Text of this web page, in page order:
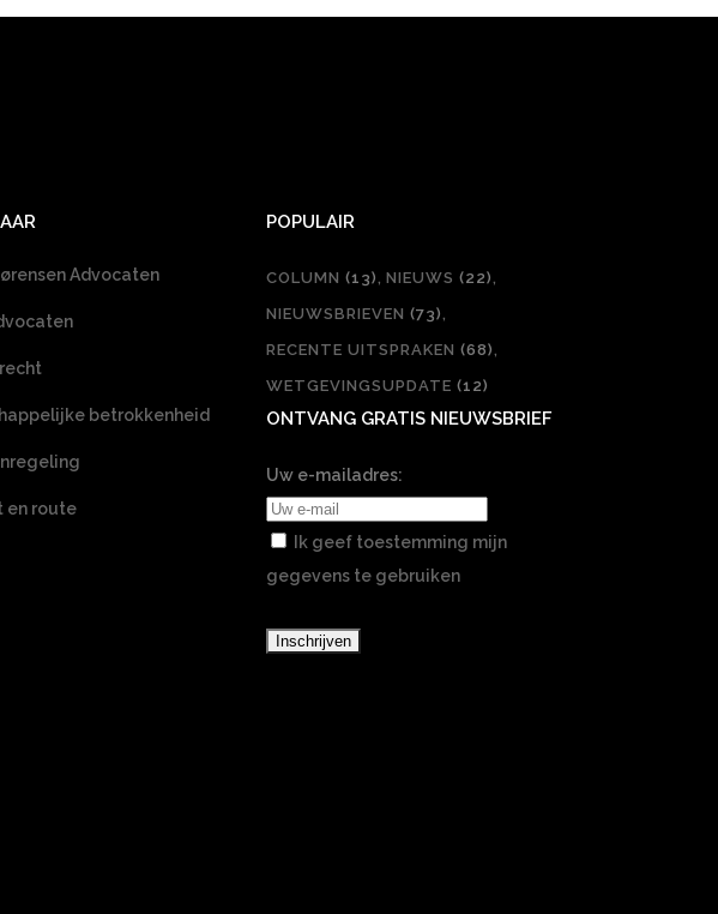
Advocaten
betrokkenheid
en route
POPULAIR
COLUMN (13) NIEUWS (22)
NIEUWSBRIEVEN (73)
RECENTE UITSPRAKEN (68)
WETGEVINGSUPDATE (12)
ONTVANG GRATIS NIEUWSBRIEF
Uw e-mailadres:
Ik geef toestemming mijn
gegevens te gebruiken